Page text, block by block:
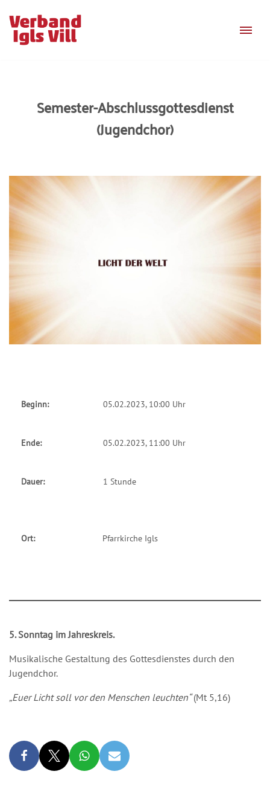
Zum
Inhalt
Semester-Abschlussgottesdienst
(Jugendchor)
Beginn: 05.02.2023, 10:00 Uhr
Ende: 05.02.2023, 11:00 Uhr
Dauer: 1 Stunde
Ort: Pfarrkirche Igls
5. Sonntag im Jahreskreis.
Musikalische Gestaltung des Gottesdienstes durch den
Jugendchor.
„Euer Licht soll vor den Menschen leuchten“(Mt 5,16)